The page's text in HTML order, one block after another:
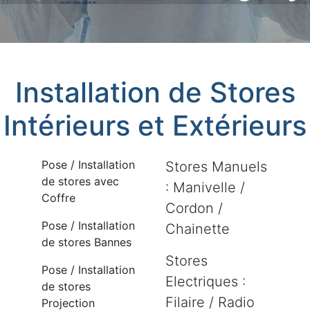
Installation de Stores
Intérieurs et Extérieurs
Pose / Installation
de stores avec
Coffre
Pose / Installation
de stores Bannes
Pose / Installation
de stores
Projection
Stores Manuels
: Manivelle /
Cordon /
Chainette
Stores
Electriques :
Filaire / Radio